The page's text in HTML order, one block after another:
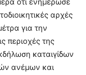
αρχές
για την
περιοχές της
καταιγίδων
ανέμων και